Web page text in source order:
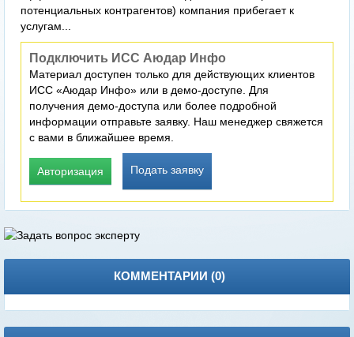
потенциальных контрагентов) компания прибегает к
услугам...
Подключить ИСС Аюдар Инфо
Материал доступен только для действующих клиентов
ИСС «Аюдар Инфо» или в демо-доступе. Для
получения демо-доступа или более подробной
информации отправьте заявку. Наш менеджер свяжется
с вами в ближайшее время.
Авторизация Подать заявку
КОММЕНТАРИИ (0)